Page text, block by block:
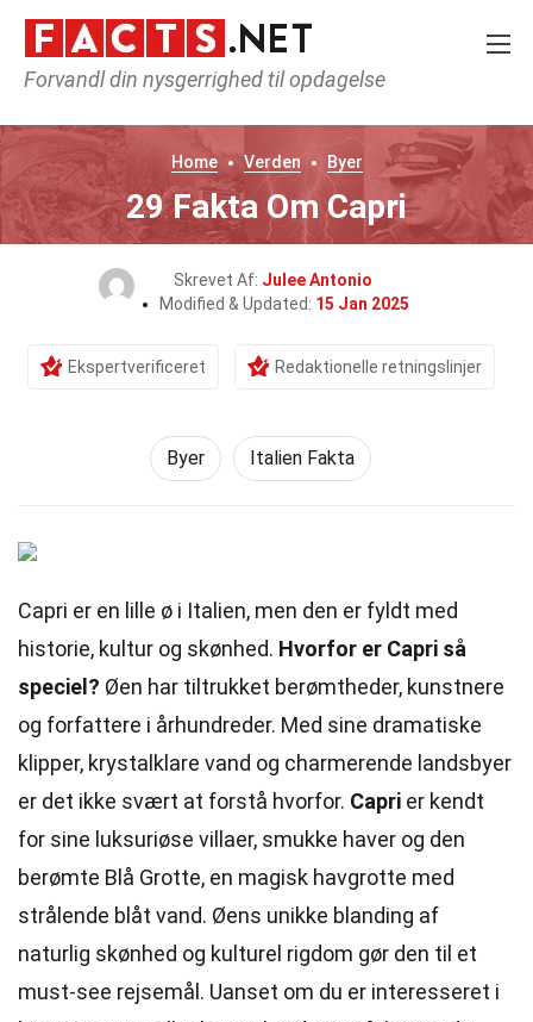
Forvandl din nysgerrighed til opdagelse
Home Verden Byer
29 Fakta Om Capri
Skrevet Af: Julee Antonio
Modified & Updated: 15 Jan 2025
Ekspertverificeret Redaktionelle retningslinjer
Byer Italien Fakta
Capri er en lille ø i Italien, men den er fyldt med
historie, kultur og skønhed. Hvorfor er Capri så
speciel? Øen har tiltrukket berømtheder, kunstnere
og forfattere i århundreder. Med sine dramatiske
klipper, krystalklare vand og charmerende landsbyer
er det ikke svært at forstå hvorfor. Capri er kendt
for sine luksuriøse villaer, smukke haver og den
berømte Blå Grotte, en magisk havgrotte med
strålende blåt vand. Øens unikke blanding af
naturlig skønhed og kulturel rigdom gør den til et
must-see rejsemål. Uanset om du er interesseret i